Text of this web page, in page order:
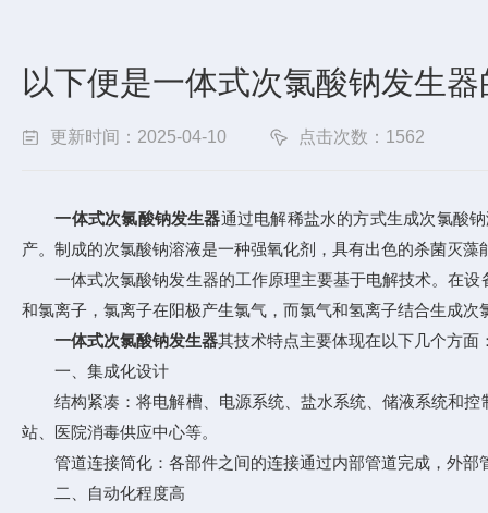
以下便是一体式次氯酸钠发生
更新时间：2025-04-10 点击次数：1562
一体式次氯酸钠发生器通过电解稀盐水的方式生成次氯酸
产。制成的次氯酸钠溶液是一种强氧化剂，具有出色的杀菌灭
一体式次氯酸钠发生器的工作原理主要基于电解技术。在设
和氯离子，氯离子在阳极产生氯气，而氯气和氢离子结合生成
一体式次氯酸钠发生器其技术特点主要体现在以下几个方面
一、集成化设计
结构紧凑：将电解槽、电源系统、盐水系统、储液系统和控
站、医院消毒供应中心等。
管道连接简化：各部件之间的连接通过内部管道完成，外部
二、自动化程度高